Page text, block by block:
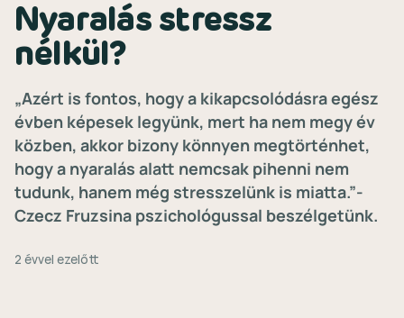
Nyaralás stressz
nélkül?
„Azért is fontos, hogy a kikapcsolódásra egész
évben képesek legyünk, mert ha nem megy év
közben, akkor bizony könnyen megtörténhet,
hogy a nyaralás alatt nemcsak pihenni nem
tudunk, hanem még stresszelünk is miatta.”-
Czecz Fruzsina pszichológussal beszélgetünk.
2 évvel ezelőtt